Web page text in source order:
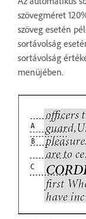
szövegméret
szöveg esetén
sortávolság
sortávolság
menüjében.